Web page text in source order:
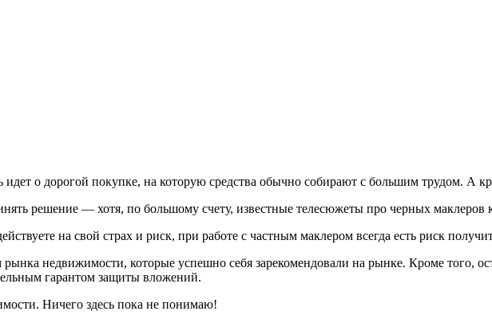
идет о дорогой покупке, на которую средства обычно собирают с большим трудом. А
решение — хотя, по большому счету, известные телесюжеты про черных маклеров
на свой страх и риск, при работе с частным маклером всегда есть риск
недвижимости, которые успешно себя зарекомендовали на рынке. Кроме того,
гарантом защиты вложений.
Ничего здесь пока не понимаю!